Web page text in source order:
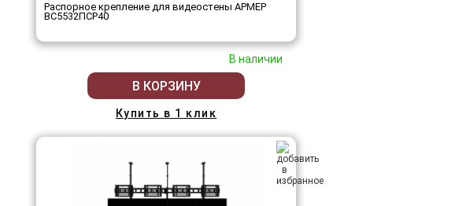
Распорное крепление для видеостены АРМЕР
ВС5532ПСР40
В наличии
В КОРЗИНУ
Купить в 1 клик